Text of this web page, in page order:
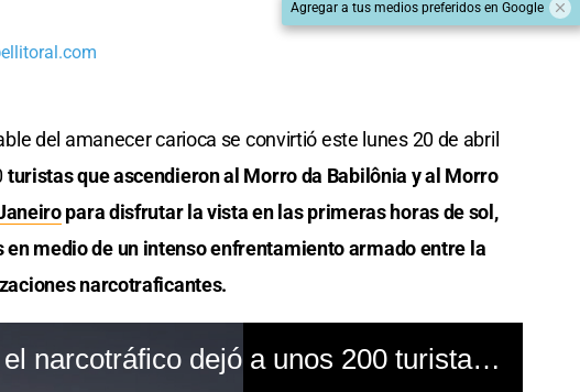
Agregar a tus medios preferidos en Google
del amanecer carioca se convirtió este lunes 20 de abril
turistas que ascendieron al Morro da Babilônia y al Morro
para disfrutar la vista en las primeras horas de sol,
medio de un intenso enfrentamiento armado entre la
narcotraficantes.